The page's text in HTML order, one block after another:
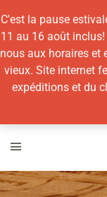
C'est la pause
11 au 16 août
nous aux horaires et
vieux. Site internet
expéditions et du